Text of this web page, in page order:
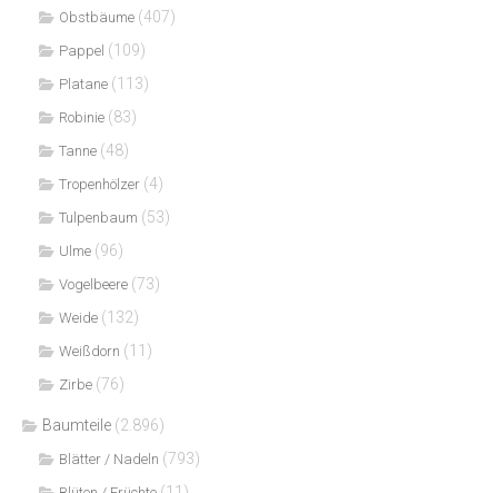
Obstbäume (407)
Pappel (109)
Platane (113)
Robinie (83)
Tanne (48)
Tropenhölzer (4)
Tulpenbaum (53)
Ulme (96)
Vogelbeere (73)
Weide (132)
Weißdorn (11)
Zirbe (76)
Baumteile (2.896)
Blätter / Nadeln (793)